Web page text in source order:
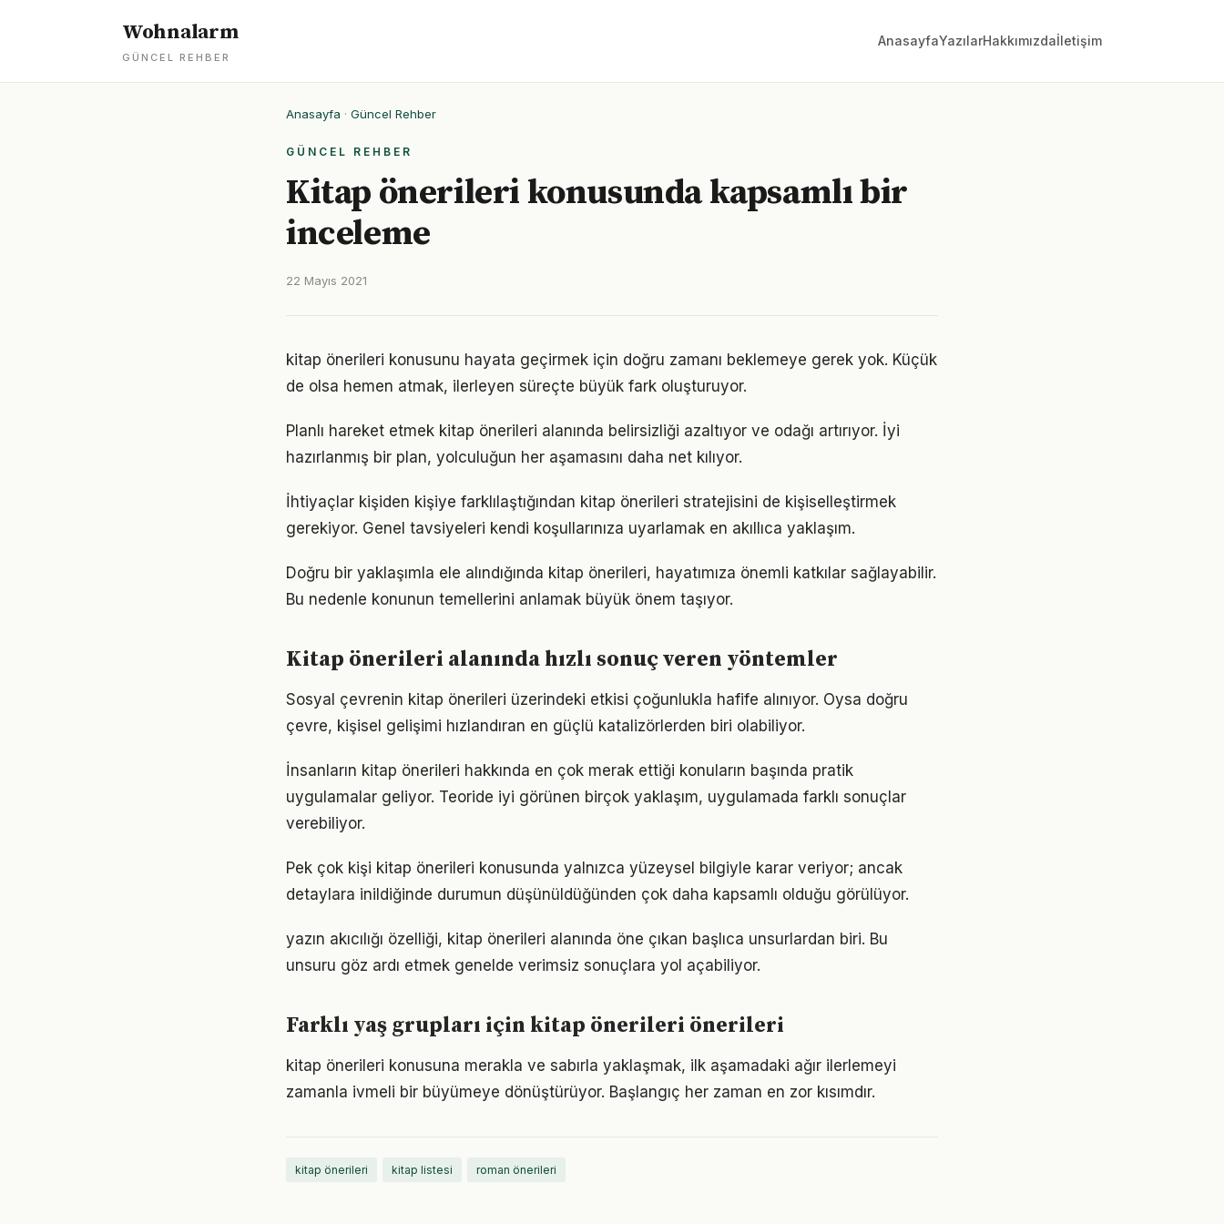
Wohnalarm
GÜNCEL REHBER
AnasayfaYazılarHakkımızdaİletişim
Anasayfa · Güncel Rehber
GÜNCEL REHBER
Kitap önerileri konusunda kapsamlı bir
inceleme
22 Mayıs 2021
kitap önerileri konusunu hayata geçirmek için doğru zamanı beklemeye gerek yok. Küçük
de olsa hemen atmak, ilerleyen süreçte büyük fark oluşturuyor.
Planlı hareket etmek kitap önerileri alanında belirsizliği azaltıyor ve odağı artırıyor. İyi
hazırlanmış bir plan, yolculuğun her aşamasını daha net kılıyor.
İhtiyaçlar kişiden kişiye farklılaştığından kitap önerileri stratejisini de kişiselleştirmek
gerekiyor. Genel tavsiyeleri kendi koşullarınıza uyarlamak en akıllıca yaklaşım.
Doğru bir yaklaşımla ele alındığında kitap önerileri, hayatımıza önemli katkılar sağlayabilir.
Bu nedenle konunun temellerini anlamak büyük önem taşıyor.
Kitap önerileri alanında hızlı sonuç veren yöntemler
Sosyal çevrenin kitap önerileri üzerindeki etkisi çoğunlukla hafife alınıyor. Oysa doğru
çevre, kişisel gelişimi hızlandıran en güçlü katalizörlerden biri olabiliyor.
İnsanların kitap önerileri hakkında en çok merak ettiği konuların başında pratik
uygulamalar geliyor. Teoride iyi görünen birçok yaklaşım, uygulamada farklı sonuçlar
verebiliyor.
Pek çok kişi kitap önerileri konusunda yalnızca yüzeysel bilgiyle karar veriyor; ancak
detaylara inildiğinde durumun düşünüldüğünden çok daha kapsamlı olduğu görülüyor.
yazın akıcılığı özelliği, kitap önerileri alanında öne çıkan başlıca unsurlardan biri. Bu
unsuru göz ardı etmek genelde verimsiz sonuçlara yol açabiliyor.
Farklı yaş grupları için kitap önerileri önerileri
kitap önerileri konusuna merakla ve sabırla yaklaşmak, ilk aşamadaki ağır ilerlemeyi
zamanla ivmeli bir büyümeye dönüştürüyor. Başlangıç her zaman en zor kısımdır.
kitap önerileri kitap listesi roman önerileri